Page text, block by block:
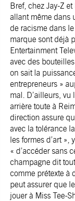
Bref, chez Jay-Z
allant même dans
de racisme dans
marque sont déjà
Entertainment
avec des
on sait la
entrepreneurs »
mal. D’ailleurs, vu
arrière toute à
direction assure
avec la tolérance
les formes d’art
« d’accéder sans
champagne dit
comme prétexte à
peut assurer que
jouer à Miss Tee-